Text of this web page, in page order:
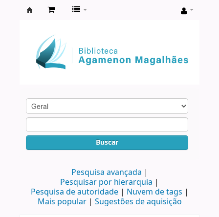
Agamenon
Magalhães
Buscar
Pesquisa avançada
Pesquisar por hierarquia
Pesquisa de autoridade
Nuvem de tags
Mais popular
Sugestões de aquisição